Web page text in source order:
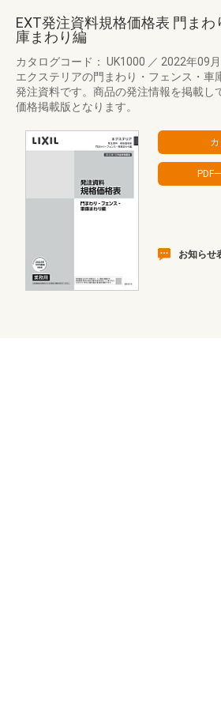
EXT発注資料規格価格表 門ま
庫まわり編
カタログコード： UK1000 ／ 2022年09月
エクステリアの門まわり・フェンス・車
発注資料です。商品の発注情報を掲載し
価格掲載版となります。
お知らせ